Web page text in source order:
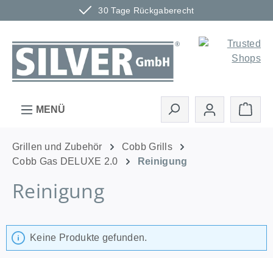
30 Tage Rückgaberecht
Zum Hauptinhalt springen
MENÜ
Grillen und Zubehör
Cobb Grills
Cobb Gas DELUXE 2.0
Reinigung
Reinigung
Keine Produkte gefunden.